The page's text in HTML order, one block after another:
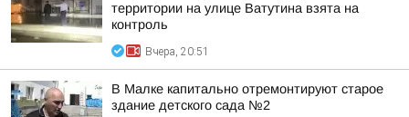
территории на улице Ватутина взята на
контроль
Вчера, 20:51
В Малке капитально отремонтируют старое
здание детского сада №2